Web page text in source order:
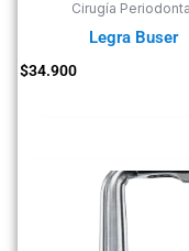
Cirugía
Legra Buser
$34.900